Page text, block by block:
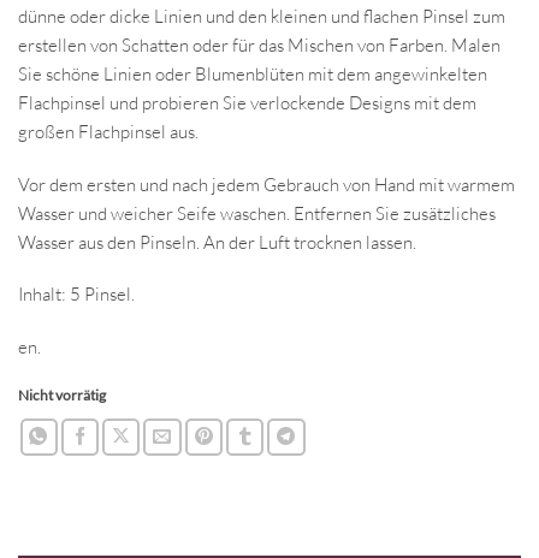
dünne oder dicke Linien und den kleinen und flachen Pinsel zum
erstellen von Schatten oder für das Mischen von Farben. Malen
Sie schöne Linien oder Blumenblüten mit dem angewinkelten
Flachpinsel und probieren Sie verlockende Designs mit dem
großen Flachpinsel aus.
Vor dem ersten und nach jedem Gebrauch von Hand mit warmem
Wasser und weicher Seife waschen. Entfernen Sie zusätzliches
Wasser aus den Pinseln. An der Luft trocknen lassen.
Inhalt: 5 Pinsel.
en.
Nicht vorrätig